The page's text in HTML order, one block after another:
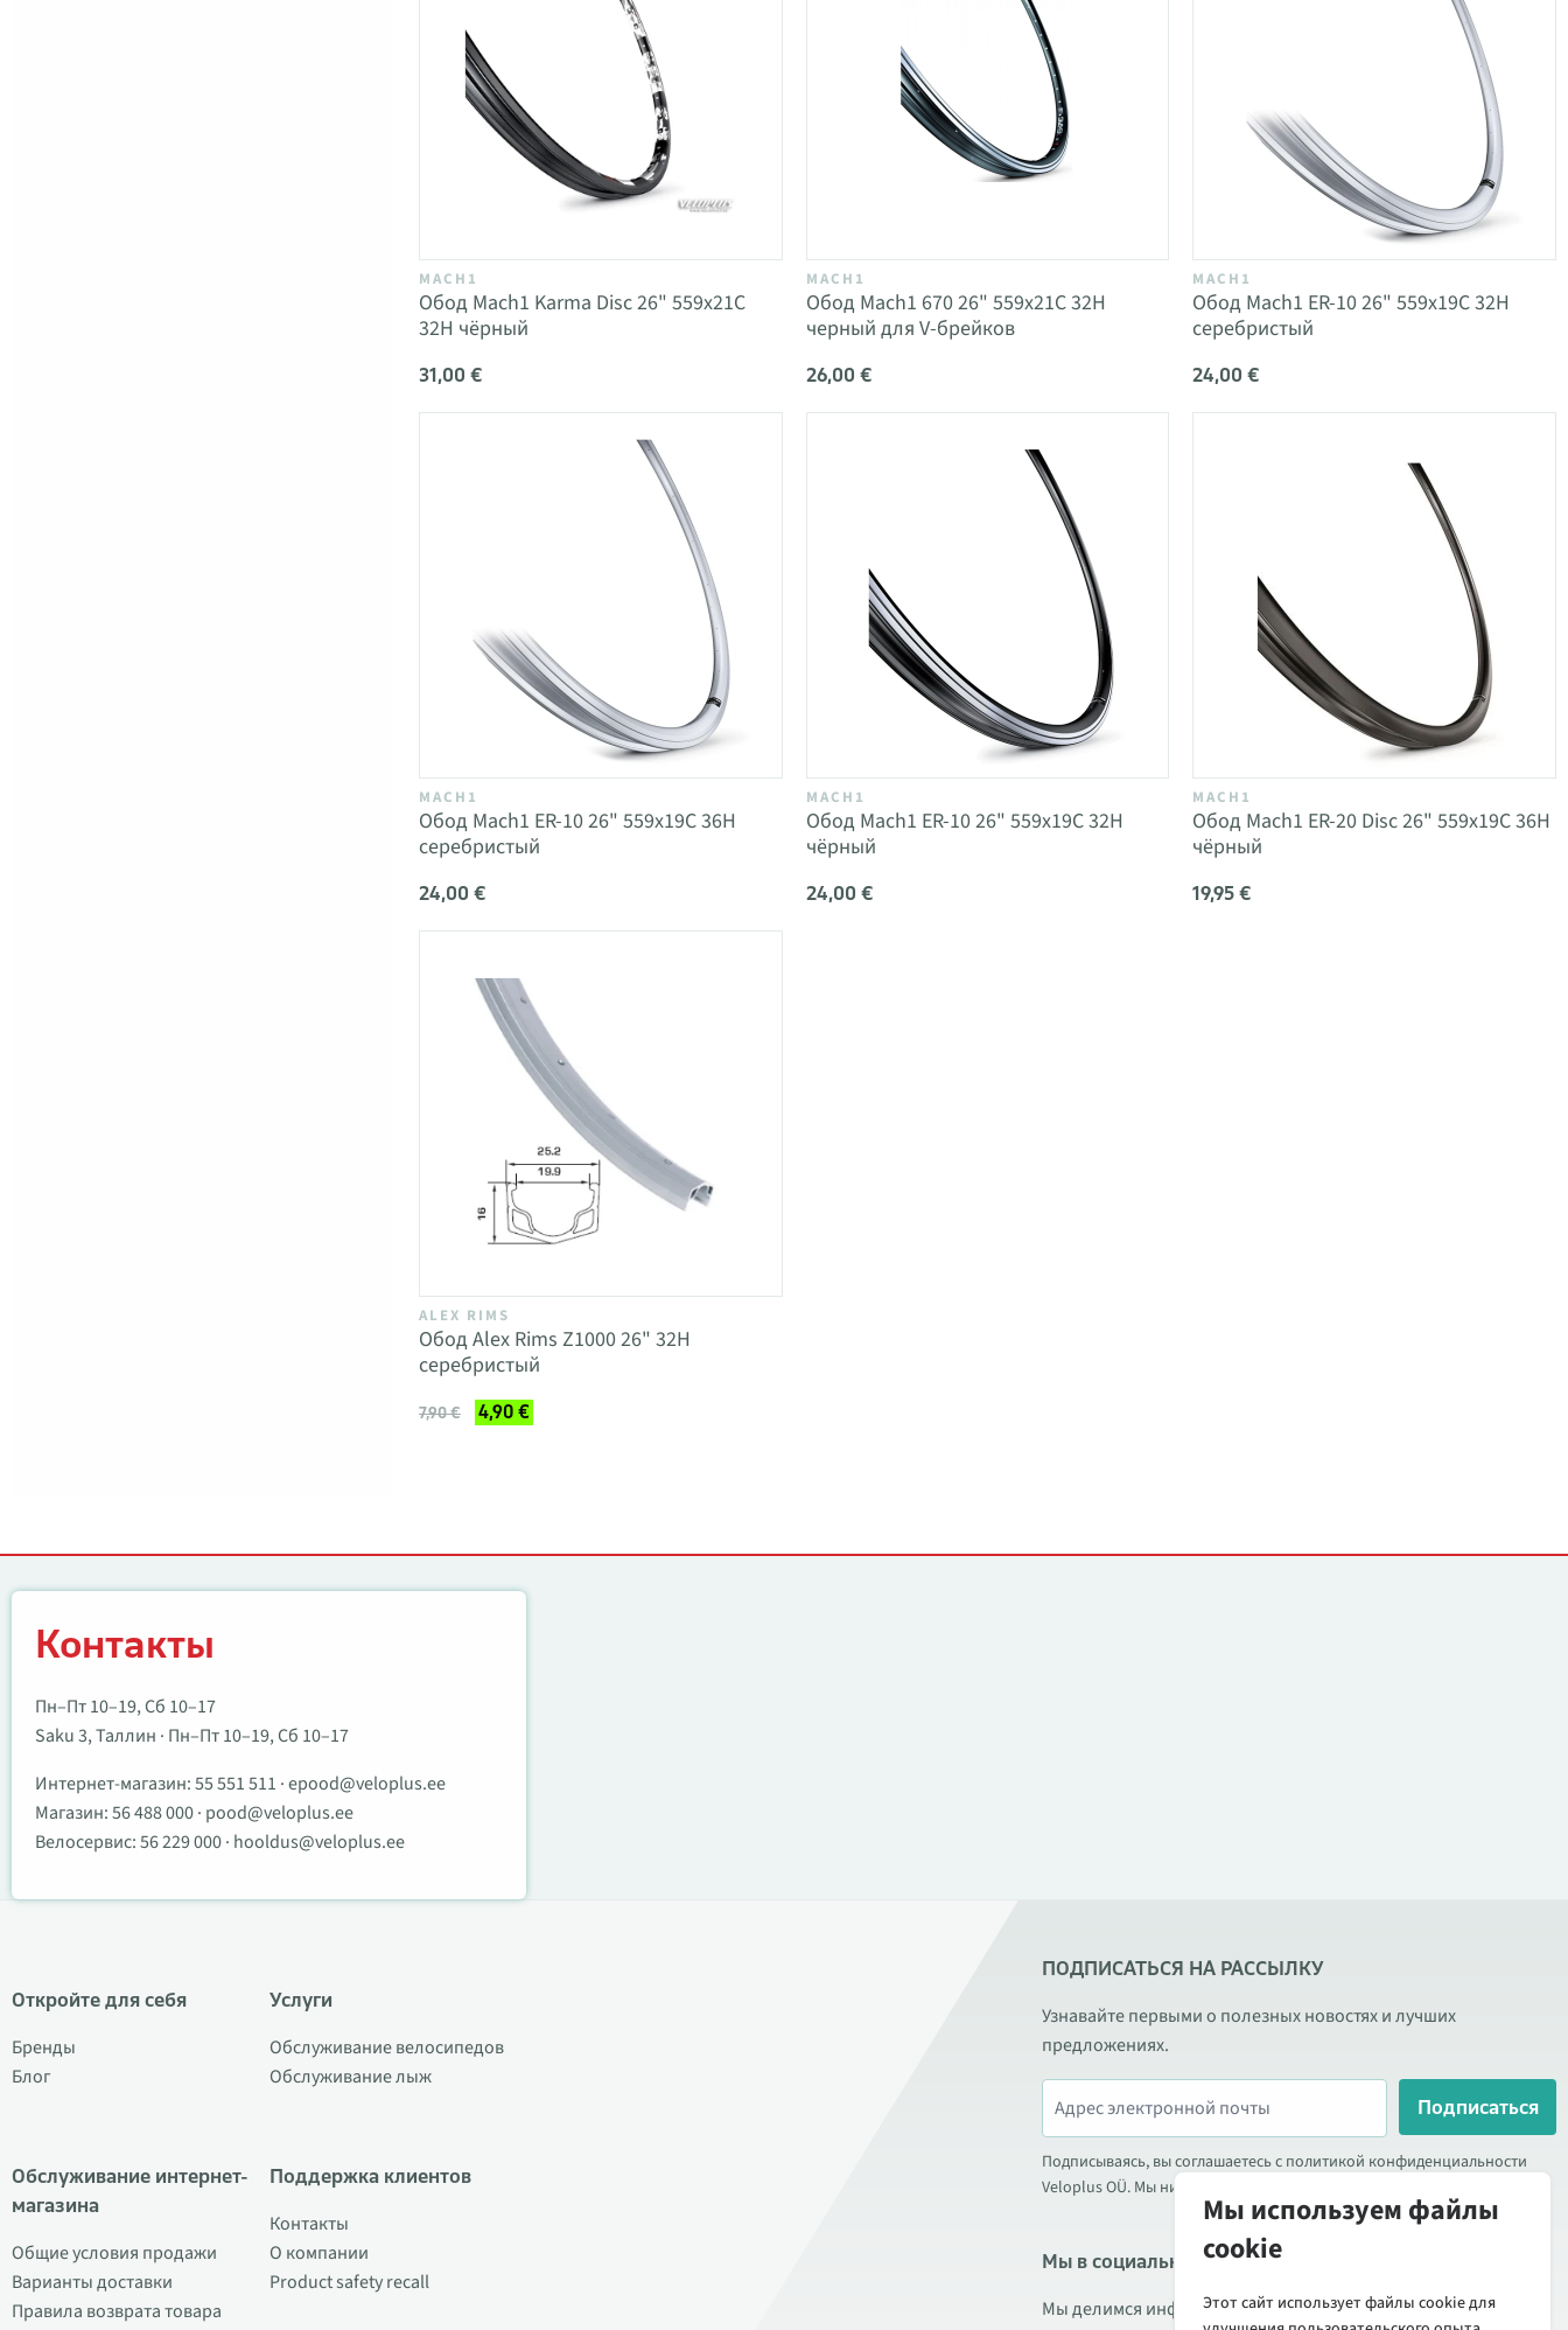
MACH1
Обод Mach1 Karma Disc 26" 559x21C
32H чёрный
31,00 €
MACH1
Обод Mach1 670 26" 559x21C 32H
черный для V-брейков
26,00 €
MACH1
Обод Mach1 ER-10 26" 559x19C 32H
серебристый
24,00 €
MACH1
Обод Mach1 ER-10 26" 559x19C 36H
серебристый
24,00 €
MACH1
Обод Mach1 ER-10 26" 559x19C 32H
чёрный
24,00 €
MACH1
Обод Mach1 ER-20 Disc 26" 559x19C 36H
чёрный
19,95 €
ALEX RIMS
Обод Alex Rims Z1000 26" 32H
серебристый
7,90 € 4,90 €
Контакты
Контакты
Пн–Пт 10–19, Сб 10–17
Saku 3, Таллин · Пн–Пт 10–19, Сб 10–17
Интернет-магазин:55 551 511 ·epood@veloplus.ee
Магазин:56 488 000· pood@veloplus.ee
Велосервис:56 229 000· hooldus@veloplus.ee
Откройте для себя
Бренды
Блог
Обслуживание интернет-
магазина
Общие условия продажи
Варианты доставки
Правила возврата товара
Услуги
Обслуживание велосипедов
Обслуживание лыж
Поддержка клиентов
Контакты
О компании
Product safety recall
ПОДПИСАТЬСЯ НА РАССЫЛКУ
Узнавайте первыми о полезных новостях и лучших
предложениях.
Подписаться
Подписываясь, вы соглашаетесь с политикой конфиденциальности
Veloplus OÜ. Мы никогда не передаём ваши данные третьим лицам.
Мы в социальных сетях
Мы делимся информацией о выгодных акциях, новых товарах
Мы используем файлы
cookie
Этот сайт использует файлы cookie для